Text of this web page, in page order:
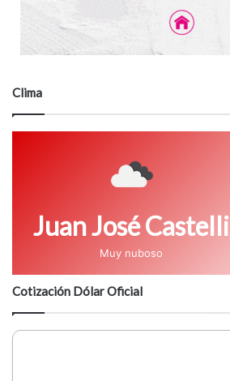
Clima
Juan José Castelli
Muy nuboso
Cotización Dólar Oficial